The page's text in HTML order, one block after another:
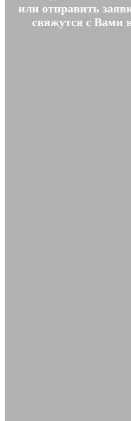
или отправить
свяжутся с Вами